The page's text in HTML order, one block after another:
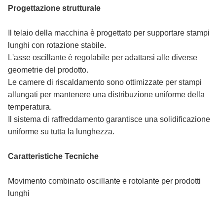
Progettazione strutturale
Il telaio della macchina è progettato per supportare stampi
lunghi con rotazione stabile.
L'asse oscillante è regolabile per adattarsi alle diverse
geometrie del prodotto.
Le camere di riscaldamento sono ottimizzate per stampi
allungati per mantenere una distribuzione uniforme della
temperatura.
Il sistema di raffreddamento garantisce una solidificazione
uniforme su tutta la lunghezza.
Caratteristiche Tecniche
Movimento combinato oscillante e rotolante per prodotti
lunghi